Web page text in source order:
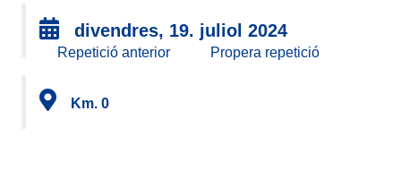
divendres, 19. juliol 2024
Repetició anterior Propera repetició
Km. 0